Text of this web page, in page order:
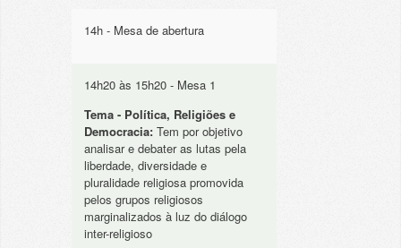
14h - Mesa de abertura
14h20 às 15h20 - Mesa 1
Tema - Política, Religiões e
Democracia: Tem por objetivo
analisar e debater as lutas pela
liberdade, diversidade e
pluralidade religiosa promovida
pelos grupos religiosos
marginalizados à luz do diálogo
inter-religioso